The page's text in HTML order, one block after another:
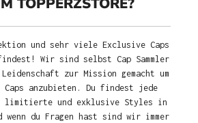
und sehr viele Exclusive Caps
Wir sind selbst Cap Sammler
zur Mission gemacht um
anzubieten. Du findest jede
limitierte und exklusive Styles in
wenn du Fragen hast sind wir immer